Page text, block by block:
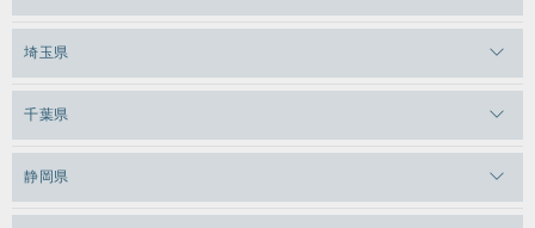
メガロス日比谷シャンテ
メガロス白金台
メガロス田端
メガロスキッズ錦糸町
メガロス三鷹
メガロスルフレ三鷹
メガロス武蔵小金井
メガロスルフレ武蔵小金井
メガロス上永谷
メガロスルフレ上永谷
メガロス神奈川
埼玉県
メガロスルフレ草加
千葉県
メガロス本八幡
静岡県